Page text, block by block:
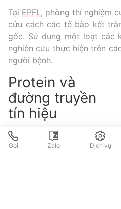
TPHCM
Xét nghiệm ADN
Xét nghiệm khai sinh
Thalassemia
TPHCM
Gọi Zalo Dịch vụ
Tại EPFL, phòng thí nghiệm
cứu cách các tế bào kết
gốc. Sử dụng một loạt các
nghiên cứu thực hiện trên
người bệnh.
Protein và
đường truyền
tín hiệu
Nghiên cứu tập trung vào
protein HOXA5, một loại